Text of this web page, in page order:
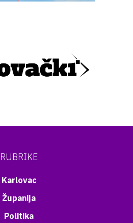
RUBRIKE
Karlovac
Županija
Politika